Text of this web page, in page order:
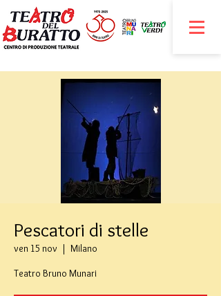
Pescatori di stelle
ven 15 nov
  |
Milano
Teatro Bruno Munari